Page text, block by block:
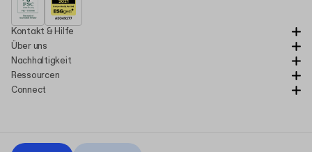
Kontakt & Hilfe
Über uns
Nachhaltigkeit
Ressourcen
Connect